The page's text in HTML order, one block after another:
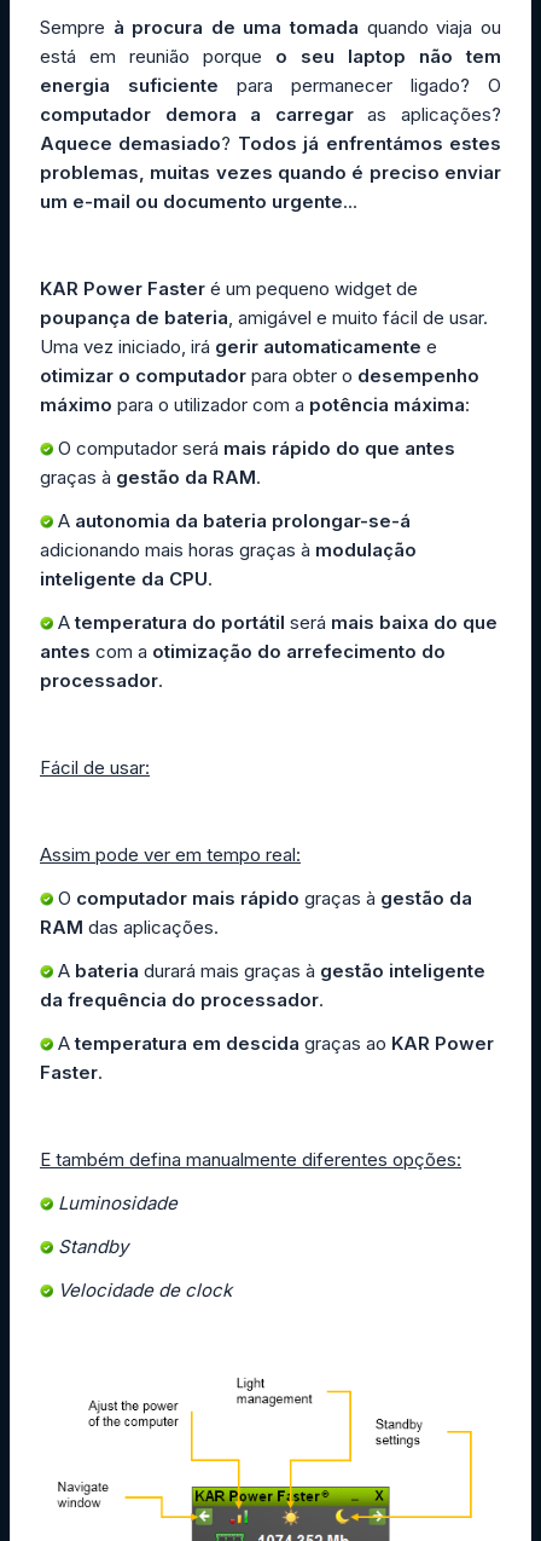
Sempre à procura de uma tomada quando viaja ou
está em reunião porque o seu laptop não tem
energia suficiente para permanecer ligado? O
computador demora a carregaras aplicações?
Aquece demasiado? Todos já enfrentámos estes
problemas, muitas vezes quando é preciso enviar
um e-mail ou documento urgente...
KAR Power Faster é um pequeno widget de
poupança de bateria, amigável e muito fácil de usar.
Uma vez iniciado, irá gerir automaticamente e
otimizar o computador para obter o desempenho
máximo para o utilizador com a potência máxima:
O computador será mais rápido do que antes
graças à gestão da RAM.
A autonomia da bateria prolongar-se-á
adicionando mais horas graças à modulação
inteligente da CPU.
Atemperatura do portátil será mais baixa do que
antes com a otimização do arrefecimento do
processador.
Fácil de usar:
Assim pode ver em tempo real:
O computador mais rápido graças à gestão da
RAM das aplicações.
A bateria durará mais graças à gestão inteligente
da frequência do processador.
Atemperatura em descida graças ao KAR Power
Faster.
E também defina manualmente diferentes opções:
Luminosidade
Standby
Velocidade de clock